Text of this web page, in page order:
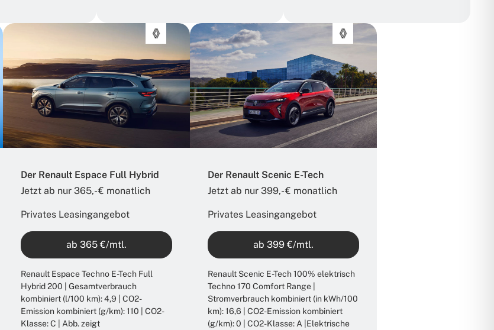
Der Renault Espace Full Hybrid
Jetzt ab nur 365,- € monatlich​
Privates Leasingangebot
ab 365 €/mtl.
Renault Espace Techno E-Tech Full
Hybrid 200 | Gesamtverbrauch
kombiniert (l/100 km): 4,9 | CO2-
Emission kombiniert (g/km): 110 | CO2-
Klasse: C | Abb. zeigt
Der Renault Scenic E-Tech
Jetzt ab nur 399,- € monatlich​
Privates Leasingangebot
ab 399 €/mtl.
Renault Scenic E-Tech 100% elektrisch
Techno 170 Comfort Range |
Stromverbrauch kombiniert (in kWh/100
km): 16,6 | CO2-Emission kombiniert
(g/km): 0 | CO2-Klasse: A |Elektrische